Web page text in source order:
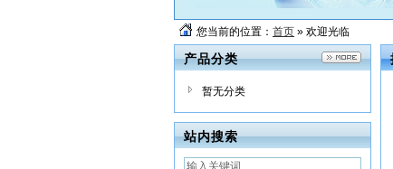
您当前的位置： 首页 » 欢迎光临
产品分类
暂无分类
站内搜索